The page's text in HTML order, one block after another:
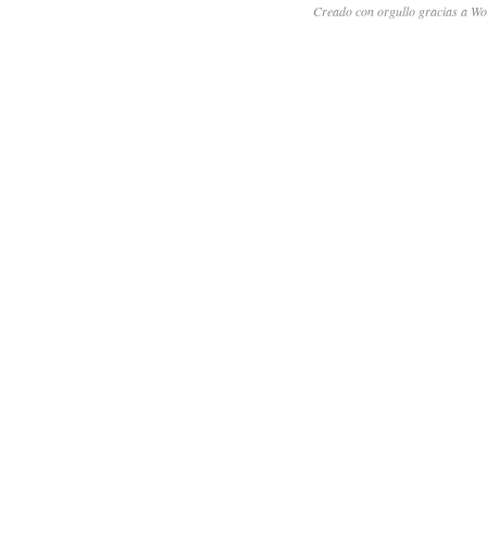
Creado con orgullo gracias a